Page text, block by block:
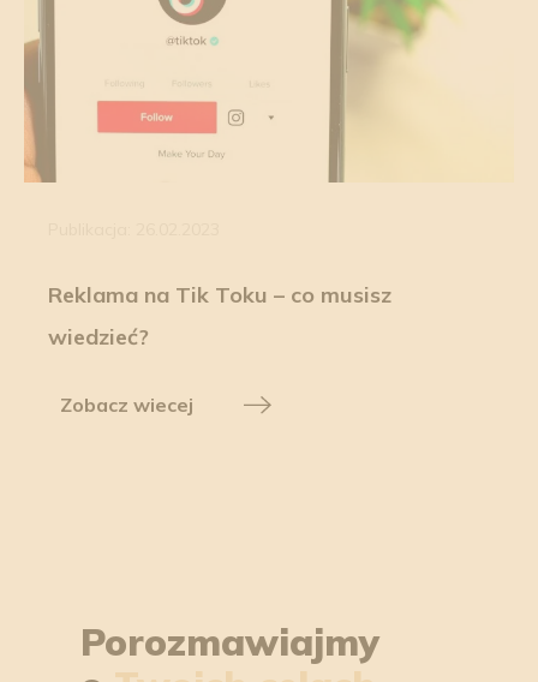
Reklama na Tik Toku – co musisz
wiedzieć?
Zobacz wiecej
Porozmawiajmy